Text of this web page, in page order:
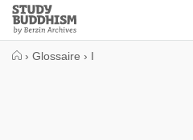
Close
Study
Buddhism
› Glossaire › I